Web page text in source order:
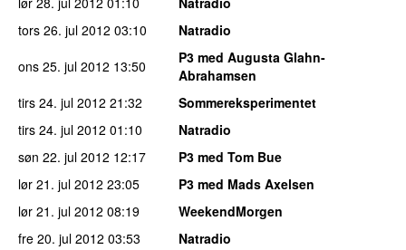
tors 26. jul 2012 03:10
Natradio
ons 25. jul 2012 13:50
P3 med Augusta Glahn-
Abrahamsen
tirs 24. jul 2012 21:32
Sommereksperimentet
tirs 24. jul 2012 01:10
Natradio
søn 22. jul 2012 12:17
P3 med Tom Bue
lør 21. jul 2012 23:05
P3 med Mads Axelsen
lør 21. jul 2012 08:19
WeekendMorgen
fre 20. jul 2012 03:53
Natradio